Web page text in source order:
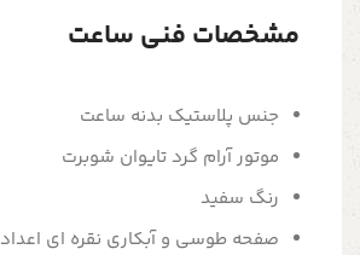
مشخصات فنی ساعت
جنس پلاستیک بدنه ساعت
موتور آرام گرد تایوان شوبرت
رنگ سفید
صفحه طوسی و آبکاری نقره ای اعداد